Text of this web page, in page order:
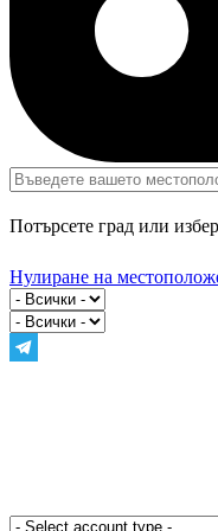
Потърсете град или
Нулиране на